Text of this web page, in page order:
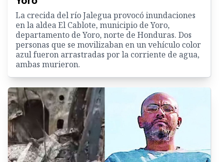
La crecida del río Jalegua provocó inundaciones
en la aldea El Cablote, municipio de Yoro,
departamento de Yoro, norte de Honduras. Dos
personas que se movilizaban en un vehículo color
azul fueron arrastradas por la corriente de agua,
ambas murieron.